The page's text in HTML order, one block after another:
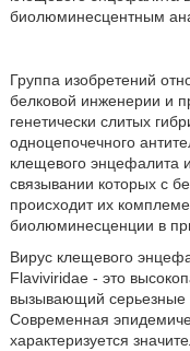
биолюминесцентным
Группа изобретений
белковой инженерии и
генетически слитых
одноцепочечного
клещевого энцефалита
связывании которых с
происходит их
биолюминесценции в
Вирус клещевого
Flaviviridae - это
вызывающий серьезные
Современная
характеризуется